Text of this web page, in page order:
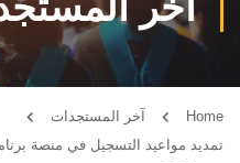
Home
آخر المستجدات
تمديد مواعيد التسجيل في منصة